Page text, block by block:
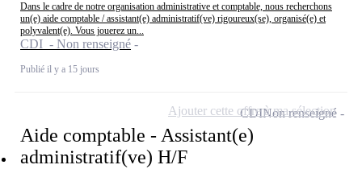
Dans le cadre de notre organisation administrative et comptable, nous recherchons
un(e) aide comptable / assistant(e) administratif(ve) rigoureux(se), organisé(e) et
polyvalent(e). Vous jouerez un...
CDI - Non renseigné
Publié il y a 15 jours
Aide comptable - Assistant(e)
administratif(ve) H/F
CDINon renseigné
Ajouter cette offre à ma sélection